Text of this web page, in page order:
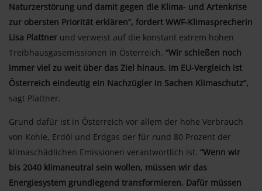
Naturzerstörung und damit gegen die Klima- und Artenkrise
zur obersten Priorität erklären”, fordert WWF-Klimasprecherin
Lisa Plattner und verweist auf die konstant extrem hohen
Treibhausgasemissionen in Österreich. “Wir schießen noch
immer viel zu weit über das Ziel hinaus. Im EU-Vergleich ist
Österreich eindeutig ein Nachzügler in Sachen Klimaschutz”,
sagt Plattner.
Grund dafür ist in Österreich vor allem der hohe Verbrauch
von Kohle, Erdöl und Erdgas der für rund 80 Prozent der
klimaschädlichen Emissionen verantwortlich ist. “Wenn wir
bis 2040 klimaneutral sein wollen, müssen wir das
Energiesystem grundlegend transformieren. Dafür müssen